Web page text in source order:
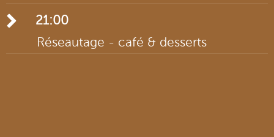
commençant par :
21:00
Réseautage - café & desserts